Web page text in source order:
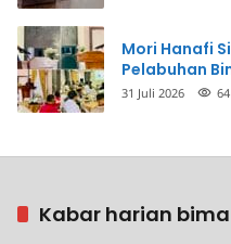
Mori Hanafi
Pelabuhan
Dermaga
31 Juli 2026 64
Kabar harian bima